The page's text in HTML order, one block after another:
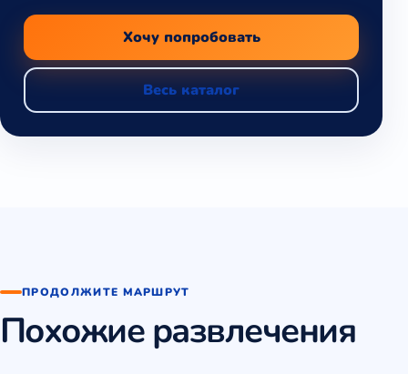
Хочу попробовать
Весь каталог
ПРОДОЛЖИТЕ МАРШРУТ
Похожие развлечения